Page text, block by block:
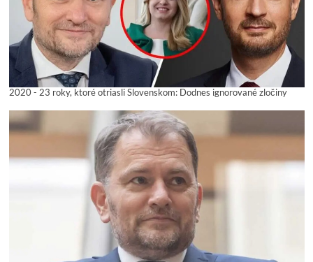
2020 - 23 roky, ktoré otriasli Slovenskom: Dodnes ignorované zločiny